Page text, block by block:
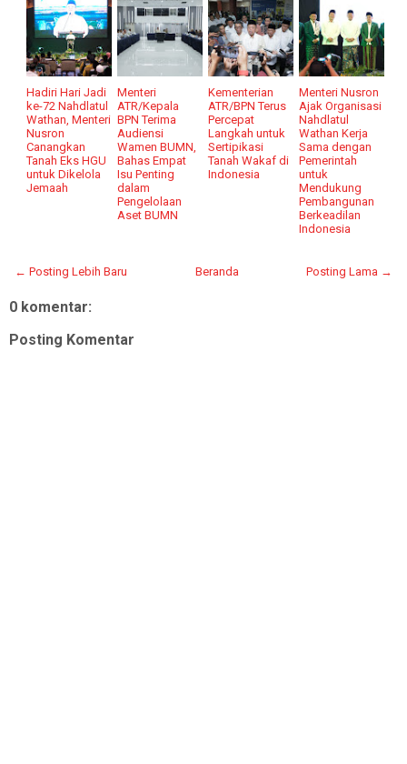
Hadiri Hari Jadi
ke-72 Nahdlatul
Wathan, Menteri
Nusron
Canangkan
Tanah Eks HGU
untuk Dikelola
Jemaah
Menteri
ATR/Kepala
BPN Terima
Audiensi
Wamen BUMN,
Bahas Empat
Isu Penting
dalam
Pengelolaan
Aset BUMN
Kementerian
ATR/BPN Terus
Percepat
Langkah untuk
Sertipikasi
Tanah Wakaf di
Indonesia
Menteri Nusron
Ajak Organisasi
Nahdlatul
Wathan Kerja
Sama dengan
Pemerintah
untuk
Mendukung
Pembangunan
Berkeadilan
Indonesia
← Posting Lebih Baru Posting Lama →
Beranda
0 komentar:
Posting Komentar